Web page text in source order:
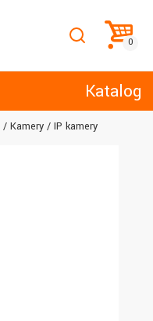
Katalog
Kamery IP kamery